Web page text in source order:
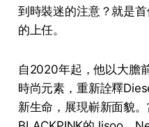
到時裝迷的注意？就是
的上任。
自2020年起，他以大膽
時尚元素，重新詮釋
新生命，展現嶄新面貌